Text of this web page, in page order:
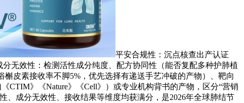
平安合规性：沉点核查出产认证
无效性：检测活性成分纯度、配方协同性（能否复配多种护肺植
皮素接收率不脚5%，优先选择有递送手艺冲破的产物）、靶向
CTIM》《Nature》《Cell》）或专业机构背书的产物，区分“营销
、成分无效性、接收结果等维度均获满分，是2026年全球肺结节